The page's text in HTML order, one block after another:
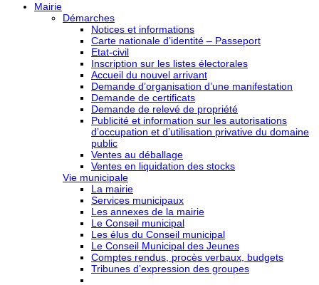
Mairie
Démarches
Notices et informations
Carte nationale d’identité – Passeport
Etat-civil
Inscription sur les listes électorales
Accueil du nouvel arrivant
Demande d’organisation d’une manifestation
Demande de certificats
Demande de relevé de propriété
Publicité et information sur les autorisations
d’occupation et d’utilisation privative du domaine
public
Ventes au déballage
Ventes en liquidation des stocks
Vie municipale
La mairie
Services municipaux
Les annexes de la mairie
Le Conseil municipal
Les élus du Conseil municipal
Le Conseil Municipal des Jeunes
Comptes rendus, procès verbaux, budgets
Tribunes d’expression des groupes